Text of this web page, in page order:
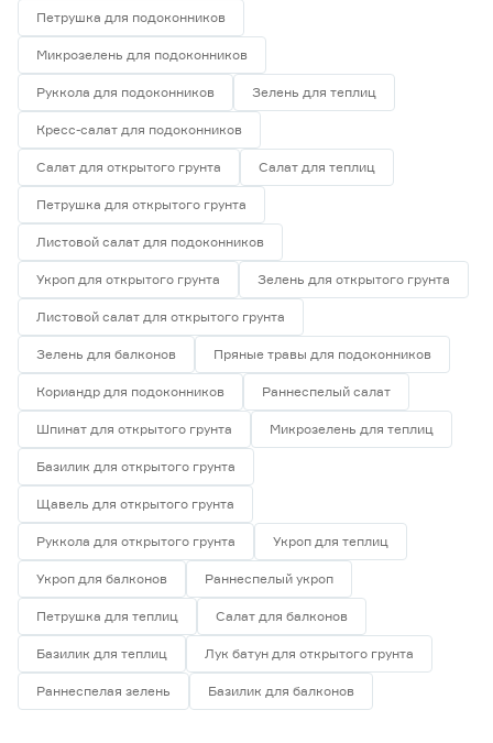
Петрушка для подоконников
Микрозелень для подоконников
Руккола для подоконников Зелень для теплиц
Кресс-салат для подоконников
Салат для открытого грунта Салат для теплиц
Петрушка для открытого грунта
Листовой салат для подоконников
Укроп для открытого грунта Зелень для открытого грунта
Листовой салат для открытого грунта
Зелень для балконов Пряные травы для подоконников
Кориандр для подоконников Раннеспелый салат
Шпинат для открытого грунта Микрозелень для теплиц
Базилик для открытого грунта
Щавель для открытого грунта
Руккола для открытого грунта Укроп для теплиц
Укроп для балконов Раннеспелый укроп
Петрушка для теплиц Салат для балконов
Базилик для теплиц Лук батун для открытого грунта
Раннеспелая зелень Базилик для балконов